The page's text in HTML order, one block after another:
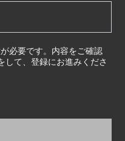
が必要です。内容をご確認
して、登録にお進みくださ